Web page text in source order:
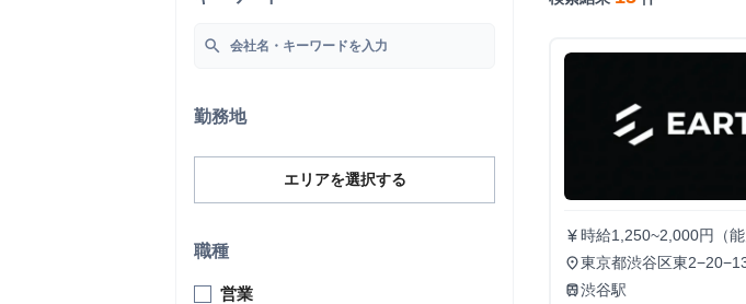
search
勤務地
エリアを選択する
職種
営業
currency_yen時給1,250~2,000円（
place東京都渋谷区東
train渋谷駅